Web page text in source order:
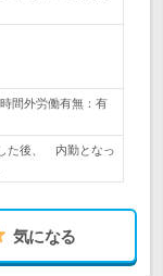
間外労働有無：有
た後、 内勤となっ
気になる